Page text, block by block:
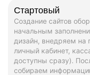
Стартовый
Создание сайтов
начальным
дизайн, внедряем на
личный кабинет,
доступны сразу).
собираем